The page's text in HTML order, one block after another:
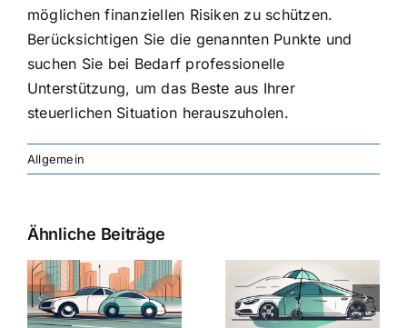
möglichen finanziellen Risiken zu schützen.
Berücksichtigen Sie die genannten Punkte und
suchen Sie bei Bedarf professionelle
Unterstützung, um das Beste aus Ihrer
steuerlichen Situation herauszuholen.
Allgemein
Ähnliche Beiträge